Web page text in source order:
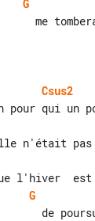
G
me
Csus2
G
de